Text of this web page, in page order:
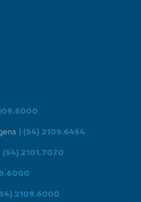
| (54) 2109.6464
(54) 2101.7070
2109.6000